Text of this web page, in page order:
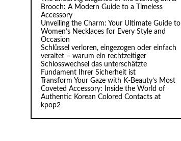
Brooch: A Modern Guide to a Timeless
Accessory
Unveiling the Charm: Your Ultimate Guide to
Women’s Necklaces for Every Style and
Occasion
Schlüssel verloren, eingezogen oder einfach
veraltet – warum ein rechtzeitiger
Schlosswechsel das unterschätzte
Fundament Ihrer Sicherheit ist
Transform Your Gaze with K‑Beauty’s Most
Coveted Accessory: Inside the World of
Authentic Korean Colored Contacts at
kpop2